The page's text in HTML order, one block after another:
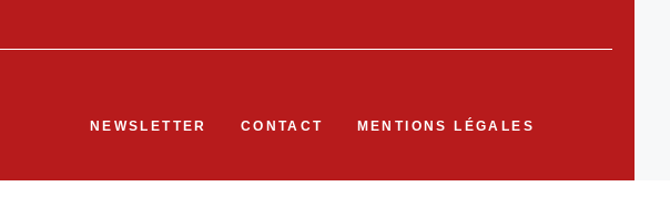
NEWSLETTER CONTACT MENTIONS LÉGALES